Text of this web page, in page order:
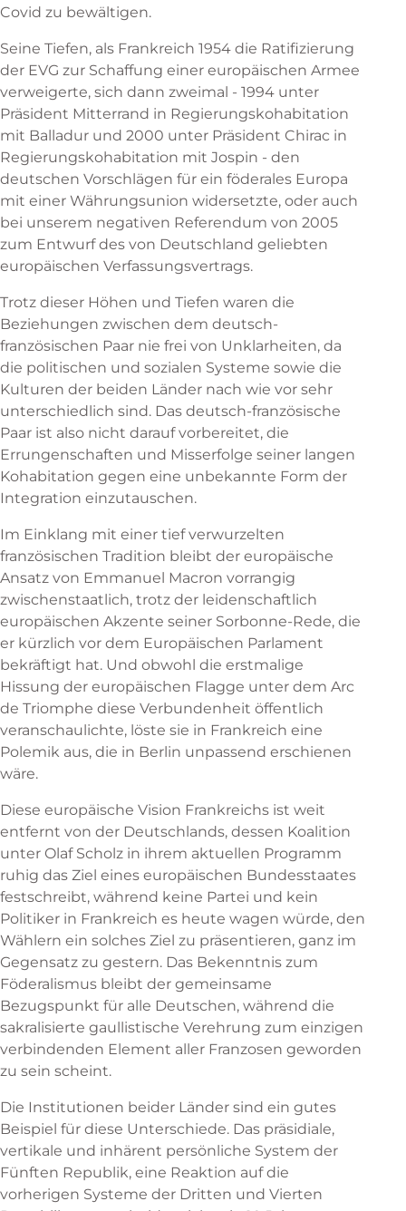
Covid zu bewältigen.
Seine Tiefen, als Frankreich 1954 die Ratifizierung
der EVG zur Schaffung einer europäischen Armee
verweigerte, sich dann zweimal - 1994 unter
Präsident Mitterrand in Regierungskohabitation
mit Balladur und 2000 unter Präsident Chirac in
Regierungskohabitation mit Jospin - den
deutschen Vorschlägen für ein föderales Europa
mit einer Währungsunion widersetzte, oder auch
bei unserem negativen Referendum von 2005
zum Entwurf des von Deutschland geliebten
europäischen Verfassungsvertrags.
Trotz dieser Höhen und Tiefen waren die
Beziehungen zwischen dem deutsch-
französischen Paar nie frei von Unklarheiten, da
die politischen und sozialen Systeme sowie die
Kulturen der beiden Länder nach wie vor sehr
unterschiedlich sind. Das deutsch-französische
Paar ist also nicht darauf vorbereitet, die
Errungenschaften und Misserfolge seiner langen
Kohabitation gegen eine unbekannte Form der
Integration einzutauschen.
Im Einklang mit einer tief verwurzelten
französischen Tradition bleibt der europäische
Ansatz von Emmanuel Macron vorrangig
zwischenstaatlich, trotz der leidenschaftlich
europäischen Akzente seiner Sorbonne-Rede, die
er kürzlich vor dem Europäischen Parlament
bekräftigt hat. Und obwohl die erstmalige
Hissung der europäischen Flagge unter dem Arc
de Triomphe diese Verbundenheit öffentlich
veranschaulichte, löste sie in Frankreich eine
Polemik aus, die in Berlin unpassend erschienen
wäre.
Diese europäische Vision Frankreichs ist weit
entfernt von der Deutschlands, dessen Koalition
unter Olaf Scholz in ihrem aktuellen Programm
ruhig das Ziel eines europäischen Bundesstaates
festschreibt, während keine Partei und kein
Politiker in Frankreich es heute wagen würde, den
Wählern ein solches Ziel zu präsentieren, ganz im
Gegensatz zu gestern. Das Bekenntnis zum
Föderalismus bleibt der gemeinsame
Bezugspunkt für alle Deutschen, während die
sakralisierte gaullistische Verehrung zum einzigen
verbindenden Element aller Franzosen geworden
zu sein scheint.
Die Institutionen beider Länder sind ein gutes
Beispiel für diese Unterschiede. Das präsidiale,
vertikale und inhärent persönliche System der
Fünften Republik, eine Reaktion auf die
vorherigen Systeme der Dritten und Vierten